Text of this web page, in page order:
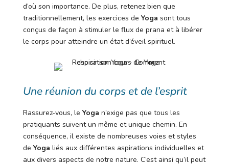
d’où son importance. De plus, retenez bien que
traditionnellement, les exercices de Yoga sont tous
conçus de façon à stimuler le flux de prana et à libérer
le corps pour atteindre un état d’éveil spirituel.
Une réunion du corps et de l’esprit
Rassurez-vous, le Yoga n’exige pas que tous les
pratiquants suivent un même et unique chemin. En
conséquence, il existe de nombreuses voies et styles
de Yoga liés aux différentes aspirations individuelles et
aux divers aspects de notre nature. C’est ainsi qu’il peut